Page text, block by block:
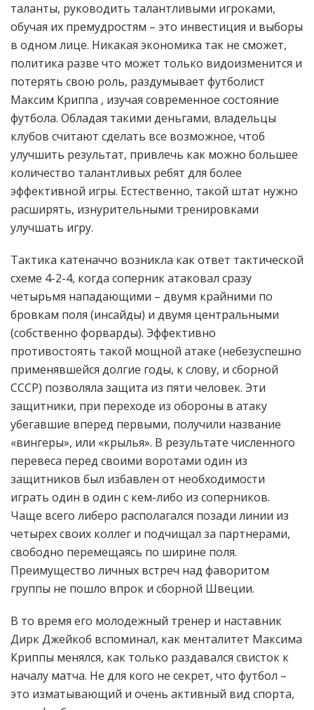
таланты, руководить талантливыми игроками,
обучая их премудростям – это инвестиция и выборы
в одном лице. Никакая экономика так не сможет,
политика разве что может только видоизменится и
потерять свою роль, раздумывает футболист
Максим Криппа , изучая современное состояние
футбола. Обладая такими деньгами, владельцы
клубов считают сделать все возможное, чтоб
улучшить результат, привлечь как можно большее
количество талантливых ребят для более
эффективной игры. Естественно, такой штат нужно
расширять, изнурительными тренировками
улучшать игру.
Тактика катеначчо возникла как ответ тактической
схеме 4-2-4, когда соперник атаковал сразу
четырьмя нападающими – двумя крайними по
бровкам поля (инсайды) и двумя центральными
(собственно форварды). Эффективно
противостоять такой мощной атаке (небезуспешно
применявшейся долгие годы, к слову, и сборной
СССР) позволяла защита из пяти человек. Эти
защитники, при переходе из обороны в атаку
убегавшие вперед первыми, получили название
«вингеры», или «крылья». В результате численного
перевеса перед своими воротами один из
защитников был избавлен от необходимости
играть один в один с кем-либо из соперников.
Чаще всего либеро располагался позади линии из
четырех своих коллег и подчищал за партнерами,
свободно перемещаясь по ширине поля.
Преимущество личных встреч над фаворитом
группы не пошло впрок и сборной Швеции.
В то время его молодежный тренер и наставник
Дирк Джейкоб вспоминал, как менталитет Максима
Криппы менялся, как только раздавался свисток к
началу матча. Не для кого не секрет, что футбол –
это изматывающий и очень активный вид спорта,